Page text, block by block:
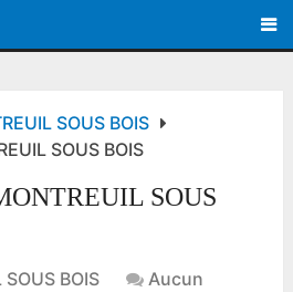
SOUS BOIS
SOUS BOIS
SOUS
BOIS
Aucun